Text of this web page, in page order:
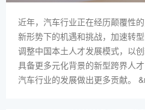
近年，汽车行业正在经历颠覆性
新形势下的机遇和挑战，加速转
调整中国本土人才发展模式，以
具备更多元化背景的新型跨界人
汽车行业的发展做出更多贡献。